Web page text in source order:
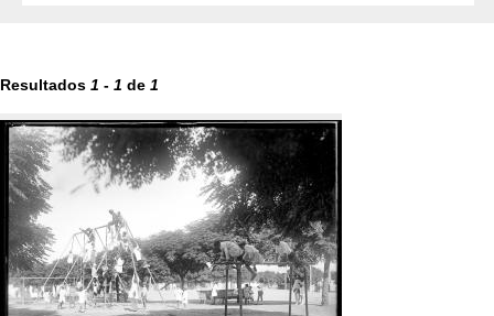
Resultados 1 - 1 de 1